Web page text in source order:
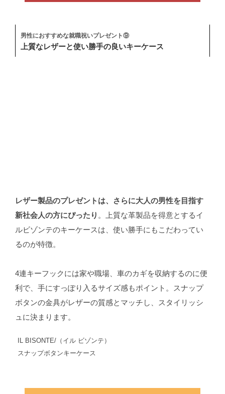
男性におすすめな就職祝いプレゼント⑨
上質なレザーと使い勝手の良いキーケース
レザー製品のプレゼントは、さらに大人の男性を目指す
新社会人の方にぴったり 。上質な革製品を得意とするイ
ルビゾンテのキーケースは、使い勝手にもこだわってい
るのが特徴。
4連キーフックには家や職場、車のカギを収納するのに便
利で、手にすっぽり入るサイズ感もポイント。スナップ
ボタンの金具がレザーの質感とマッチし、スタイリッシ
ュに決まります。
IL BISONTE/（イル ビゾンテ）
スナップボタンキーケース